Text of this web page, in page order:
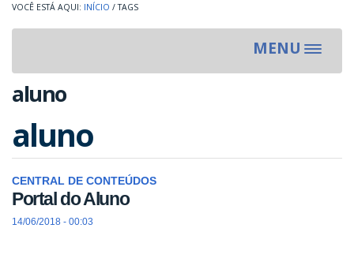
INÍCIO / TAGS
MENU
Toggle
aluno
aluno
CENTRAL DE CONTEÚDOS
Portal do Aluno
14/06/2018 - 00:03